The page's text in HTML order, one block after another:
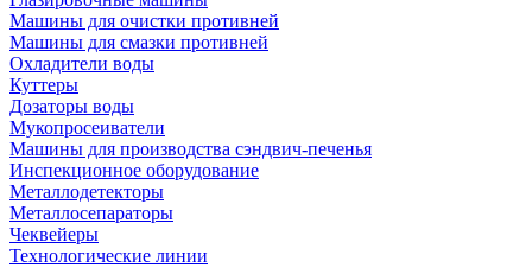
Машины для очистки противней
Машины для смазки противней
Охладители воды
Куттеры
Дозаторы воды
Мукопросеиватели
Машины для производства сэндвич-печенья
Инспекционное оборудование
Металлодетекторы
Металлосепараторы
Чеквейеры
Технологические линии